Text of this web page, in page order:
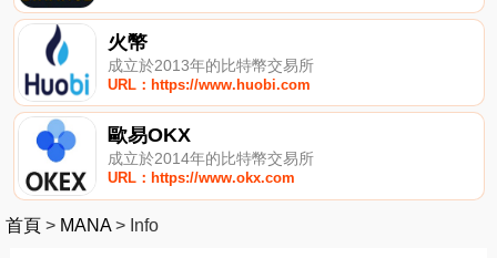
火幣
成立於2013年的比特幣交易所
URL：https://www.huobi.com
歐易OKX
成立於2014年的比特幣交易所
URL：https://www.okx.com
首頁 > MANA> Info